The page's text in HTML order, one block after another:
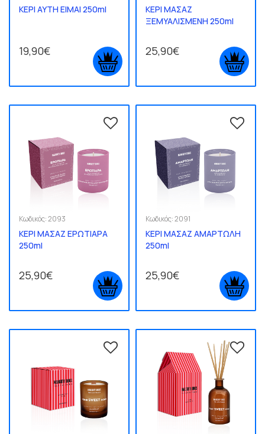
ΚΕΡΙ ΑΥΤΗ ΕΙΜΑΙ 250ml
19,90€
ΚΕΡΙ ΜΑΣΑΖ
ΞΕΜΥΑΛΙΣΜΕΝΗ 250ml
25,90€
Κωδικός:2093
ΚΕΡΙ ΜΑΣΑΖ ΕΡΩΤΙΑΡΑ
250ml
25,90€
Κωδικός:2091
ΚΕΡΙ ΜΑΣΑΖ ΑΜΑΡΤΩΛΗ
250ml
25,90€